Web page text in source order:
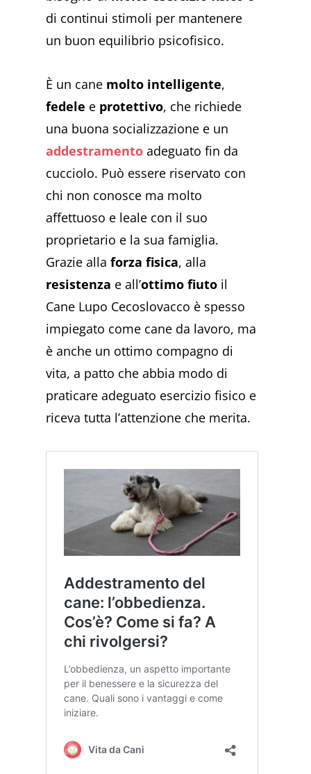
di continui stimoli per mantenere
un buon equilibrio psicofisico.
È un cane molto intelligente,
fedele e protettivo, che richiede
una buona socializzazione e un
addestramento adeguato fin da
cucciolo. Può essere riservato con
chi non conosce ma molto
affettuoso e leale con il suo
proprietario e la sua famiglia.
Grazie allaforza fisica, alla
resistenza e all’ottimo fiuto il
Cane Lupo Cecoslovacco è spesso
impiegato come cane da lavoro, ma
è anche un ottimo compagno di
vita, a patto che abbia modo di
praticare adeguato esercizio fisico e
riceva tutta l’attenzione che merita.